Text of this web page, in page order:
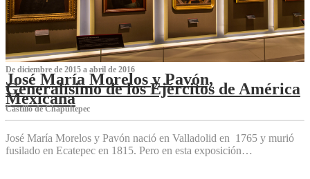
De diciembre de 2015 a abril de 2016
José María Morelos y Pavón,
Generalísimo de los Ejércitos de América
Mexicana
C‌astillo de Chapultepec
José María Morelos y Pavón nació en Valladolid en 1765 y murió
fusilado en Ecatepec en 1815. Pero en esta exposición…